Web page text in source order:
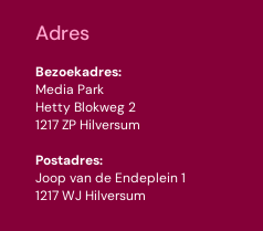
Adres
Bezoekadres:
Media Park
Hetty Blokweg 2
1217 ZP Hilversum
Postadres:
Joop van de Endeplein 1
1217 WJ Hilversum